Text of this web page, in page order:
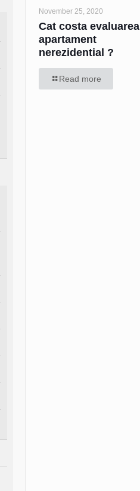
November 25, 2020
Cat costa evaluarea
apartament
nerezidential ?
Read more